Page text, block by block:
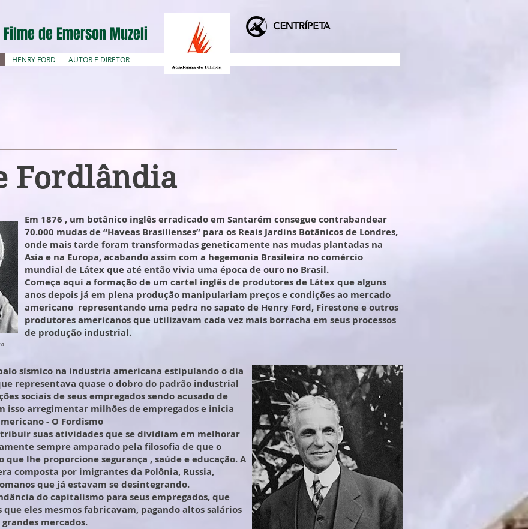
Filme de Emerson Muzeli
Fordlândia
Em 1876 , um botânico inglês erradicado em Santarém consegue contrabandear
70.000 mudas de “Haveas Brasilienses” para os Reais Jardins Botânicos de Londres,
onde mais tarde foram transformadas geneticamente nas mudas plantadas na
Asia e na Europa, acabando assim com a hegemonia Brasileira no comércio
mundial de Látex que até então vivia uma época de ouro no Brasil.
Começa aqui a formação de um cartel inglês de produtores de Látex que alguns
anos depois já em plena produção manipulariam preços e condições ao mercado
americano representando uma pedra no sapato de Henry Ford, Firestone e outros
produtores americanos que utilizavam cada vez mais borracha em seus processos
de produção industrial.
sísmico na industria americana estipulando o dia
representava quase o dobro do padrão industrial
sociais de seus empregados sendo acusado de
isso arregimentar milhões de empregados e inicia
- O Fordismo
suas atividades que se dividiam em melhorar
sempre amparado pela filosofia de que o
lhe proporcione segurança , saúde e educação. A
composta por imigrantes da Polônia, Russia,
que já estavam se desintegrando.
do capitalismo para seus empregados, que
eles mesmos fabricavam, pagando altos salários
mercados.
HENRY FORD AUTOR E DIRETOR